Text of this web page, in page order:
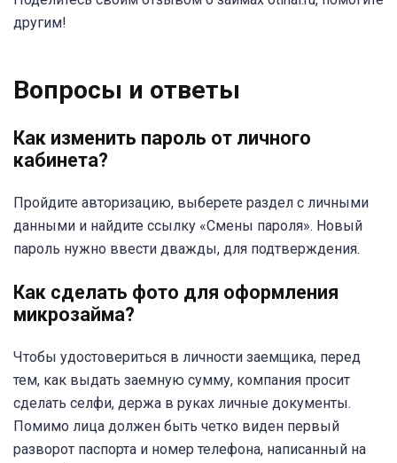
другим!
Вопросы и ответы
Как изменить пароль от личного
кабинета?
Пройдите авторизацию, выберете раздел с личными
данными и найдите ссылку «Смены пароля». Новый
пароль нужно ввести дважды, для подтверждения.
Как сделать фото для оформления
микрозайма?
Чтобы удостовериться в личности заемщика, перед
тем, как выдать заемную сумму, компания просит
сделать селфи, держа в руках личные документы.
Помимо лица должен быть четко виден первый
разворот паспорта и номер телефона, написанный на